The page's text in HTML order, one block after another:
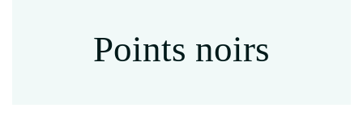
Points noirs